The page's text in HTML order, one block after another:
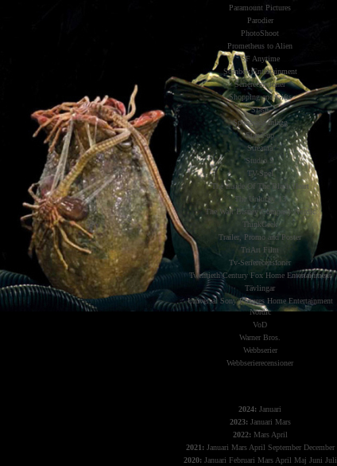
Paramount Pictures
Parodier
PhotoShoot
Prometheus to Alien
SF Anytime
Scanbox Entertainment
Serierecensioner
Shopping and Gifts
Slash
Sponsrade Inlägg
Stand-up
Streama
Studio S
TV-Spel
The Inside Of The Black Heart
The Unlucky 13
The Walt Disney Company Nordic
ThinkGeek
Trailer, Promo and Poster
TriArt Film
Tv-Serierecensioner
Twentieth Century Fox Home Entertainment
Tävlingar
Universal Sony Pictures Home Entertainment
Nordic
VoD
Warner Bros.
Webbserier
Webbserierecensioner
2024: Januari
2023: Januari Mars
2022: Mars April
2021: Januari Mars April September December
2020: Januari Februari Mars April Maj Juni Juli